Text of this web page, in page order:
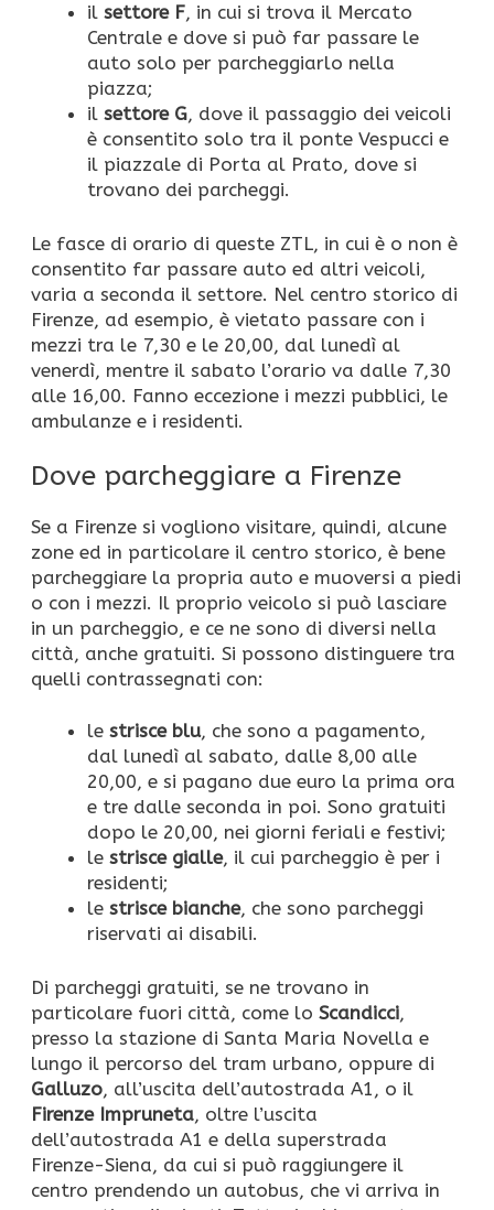
il settore F, in cui si trova il Mercato
Centrale e dove si può far passare le
auto solo per parcheggiarlo nella
piazza;
il settore G, dove il passaggio dei veicoli
è consentito solo tra il ponte Vespucci e
il piazzale di Porta al Prato, dove si
trovano dei parcheggi.
Le fasce di orario di queste ZTL, in cui è o non è
consentito far passare auto ed altri veicoli,
varia a seconda il settore. Nel centro storico di
Firenze, ad esempio, è vietato passare con i
mezzi tra le 7,30 e le 20,00, dal lunedì al
venerdì, mentre il sabato l’orario va dalle 7,30
alle 16,00. Fanno eccezione i mezzi pubblici, le
ambulanze e i residenti.
Dove parcheggiare a Firenze
Se a Firenze si vogliono visitare, quindi, alcune
zone ed in particolare il centro storico, è bene
parcheggiare la propria auto e muoversi a piedi
o con i mezzi. Il proprio veicolo si può lasciare
in un parcheggio, e ce ne sono di diversi nella
città, anche gratuiti. Si possono distinguere tra
quelli contrassegnati con:
le strisce blu, che sono a pagamento,
dal lunedì al sabato, dalle 8,00 alle
20,00, e si pagano due euro la prima ora
e tre dalle seconda in poi. Sono gratuiti
dopo le 20,00, nei giorni feriali e festivi;
le strisce gialle, il cui parcheggio è per i
residenti;
le strisce bianche, che sono parcheggi
riservati ai disabili.
Di parcheggi gratuiti, se ne trovano in
particolare fuori città, come lo Scandicci,
presso la stazione di Santa Maria Novella e
lungo il percorso del tram urbano, oppure di
Galluzo, all’uscita dell’autostrada A1, o il
Firenze Impruneta, oltre l’uscita
dell’autostrada A1 e della superstrada
Firenze-Siena, da cui si può raggiungere il
centro prendendo un autobus, che vi arriva in